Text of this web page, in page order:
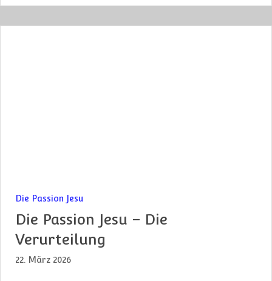
Die Passion Jesu
Die Passion Jesu – Die
Verurteilung
22. März 2026